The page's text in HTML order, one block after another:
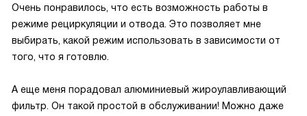
Очень понравилось, что есть возможность работы в
режиме рециркуляции и отвода. Это позволяет мне
выбирать, какой режим использовать в зависимости от
того, что я готовлю.
А еще меня порадовал алюминиевый жироулавливающий
фильтр. Он такой простой в обслуживании! Можно даже